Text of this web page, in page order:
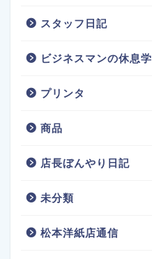
スタッフ日記
ビジネスマンの休息学
プリンタ
商品
店長ぼんやり日記
未分類
松本洋紙店通信